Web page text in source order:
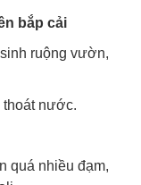
bắp cải
ruộng vườn,
thoát nước.
quá nhiều đạm,